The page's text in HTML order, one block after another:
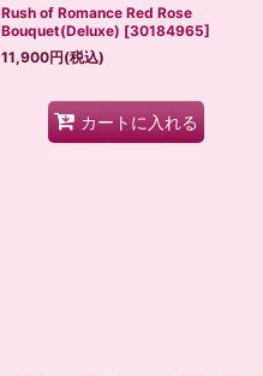
Rush of Romance Red Rose
Bouquet(Deluxe) [30184965]
11,900円(税込)
カートに入れる